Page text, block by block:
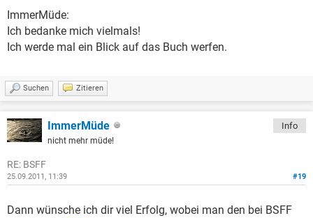
ImmerMüde:
Ich bedanke mich vielmals!
Ich werde mal ein Blick auf das Buch werfen.
Suchen Zitieren
ImmerMüde
nicht mehr müde!
Info
RE: BSFF
#19
25.09.2011, 11:39
Dann wünsche ich dir viel Erfolg, wobei man den bei BSFF